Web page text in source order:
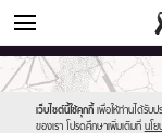
ดูดวง
เว็บไซต์นี้ใช้คุกกี้ เพื่อให้ท่านได้รับ
ของเรา โปรดศึกษาเพิ่มเติมที่ นโย
Sanook
//s.isanook.com/sr/0/
new-
sanook.png
600
60
//s.isanook.com/ho/0/
horoscope-
tuesday.jpg